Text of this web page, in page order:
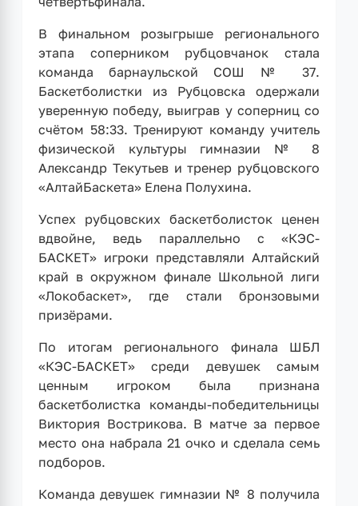
В финальном розыгрыше регионального
этапа соперником рубцовчанок стала
команда барнаульской СОШ № 37.
Баскетболистки из Рубцовска одержали
уверенную победу, выиграв у соперниц со
счётом 58:33. Тренируют команду учитель
физической культуры гимназии № 8
Александр Текутьев и тренер рубцовского
«АлтайБаскета» Елена Полухина.
Успех рубцовских баскетболисток ценен
вдвойне, ведь параллельно с «КЭС-
БАСКЕТ» игроки представляли Алтайский
край в окружном финале Школьной лиги
«Локобаскет», где стали бронзовыми
призёрами.
По итогам регионального финала ШБЛ
«КЭС-БАСКЕТ» среди девушек самым
ценным игроком была признана
баскетболистка команды-победительницы
Виктория Вострикова. В матче за первое
место она набрала 21 очко и сделала семь
подборов.
Команда девушек гимназии № 8 получила